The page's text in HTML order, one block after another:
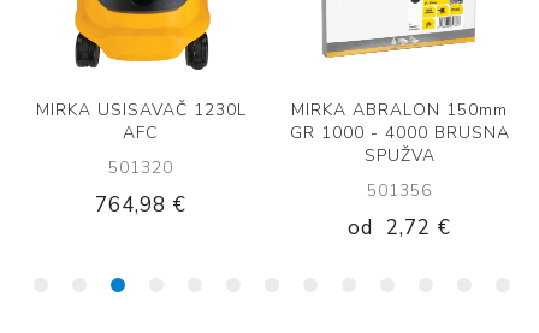
MIRKA USISAVAČ 1230L
AFC
501320
764,98 €
MIRKA ABRALON 150mm
GR 1000 - 4000 BRUSNA
SPUŽVA
501356
od 2,72 €